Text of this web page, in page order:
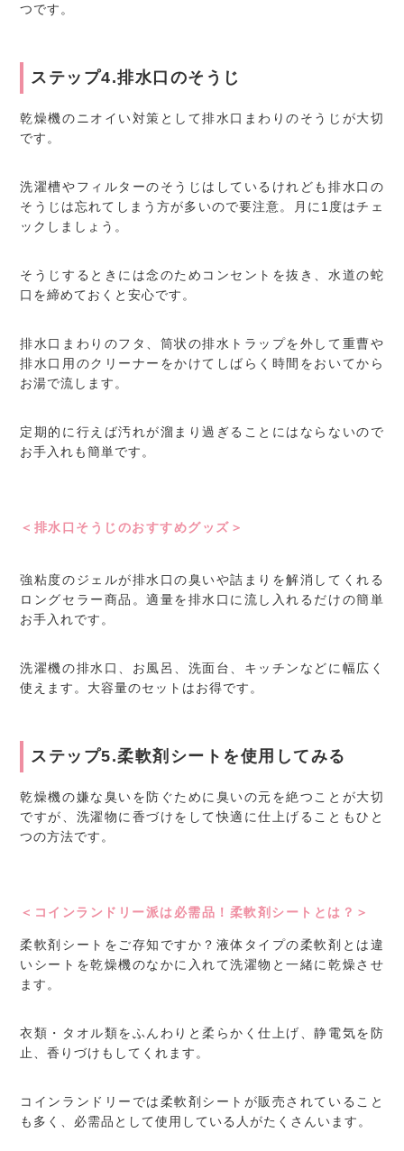
つです。
ステップ4.排水口のそうじ
乾燥機のニオイい対策として排水口まわりのそうじが大切
です。
洗濯槽やフィルターのそうじはしているけれども排水口の
そうじは忘れてしまう方が多いので要注意。月に1度はチェ
ックしましょう。
そうじするときには念のためコンセントを抜き、水道の蛇
口を締めておくと安心です。
排水口まわりのフタ、筒状の排水トラップを外して重曹や
排水口用のクリーナーをかけてしばらく時間をおいてから
お湯で流します。
定期的に行えば汚れが溜まり過ぎることにはならないので
お手入れも簡単です。
＜排水口そうじのおすすめグッズ＞
強粘度のジェルが排水口の臭いや詰まりを解消してくれる
ロングセラー商品。適量を排水口に流し入れるだけの簡単
お手入れです。
洗濯機の排水口、お風呂、洗面台、キッチンなどに幅広く
使えます。大容量のセットはお得です。
ステップ5.柔軟剤シートを使用してみる
乾燥機の嫌な臭いを防ぐために臭いの元を絶つことが大切
ですが、洗濯物に香づけをして快適に仕上げることもひと
つの方法です。
＜コインランドリー派は必需品！柔軟剤シートとは？＞
柔軟剤シートをご存知ですか？液体タイプの柔軟剤とは違
いシートを乾燥機のなかに入れて洗濯物と一緒に乾燥させ
ます。
衣類・タオル類をふんわりと柔らかく仕上げ、静電気を防
止、香りづけもしてくれます。
コインランドリーでは柔軟剤シートが販売されていること
も多く、必需品として使用している人がたくさんいます。